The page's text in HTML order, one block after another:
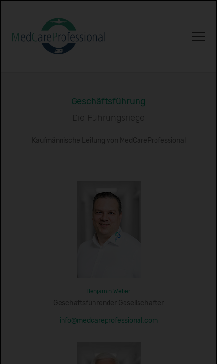
Geschäftsführung
Die Führungsriege
Kaufmännische Leitung von MedCareProfessional
Benjamin Weber
Geschäftsführender Gesellschafter
info@medcareprofessional.com